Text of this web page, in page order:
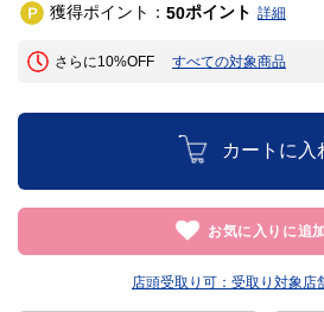
獲得ポイント： 50ポイント 詳細
さらに10%OFF すべての対象商品
カートに入
お気に入りに追
店頭受取り可： 受取り対象店